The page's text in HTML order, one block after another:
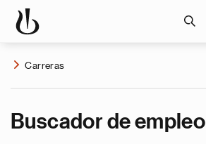
Carreras
Buscador de empleo